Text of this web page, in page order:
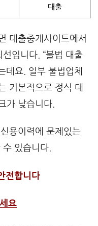
대출
대출중개사이트에서
입니다. “불법 대출
데요. 일부 불법업체
기본적으로 정식 대
가 낮습니다.
용이력에 문제있는
있습니다.
전합니다
요